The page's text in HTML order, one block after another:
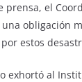
prensa, el
obligación
estos
exhortó al